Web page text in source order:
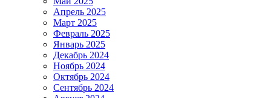
Апрель 2025
Март 2025
Февраль 2025
Январь 2025
Декабрь 2024
Ноябрь 2024
Октябрь 2024
Сентябрь 2024